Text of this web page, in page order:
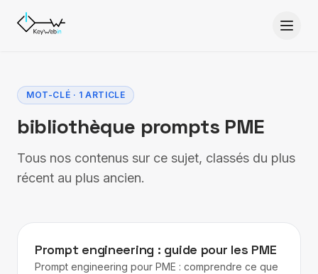
MOT-CLÉ · 1 ARTICLE
bibliothèque prompts PME
Tous nos contenus sur ce sujet, classés du plus
récent au plus ancien.
Prompt engineering : guide pour les PME
Prompt engineering pour PME : comprendre ce que